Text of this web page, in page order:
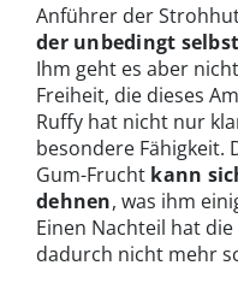
Anführer der
der unbedingt
Ihm geht es aber
Freiheit, die dieses
Ruffy hat nicht nur
besondere Fähigkeit.
Gum-Frucht kann
dehnen, was ihm
Einen Nachteil hat
dadurch nicht mehr